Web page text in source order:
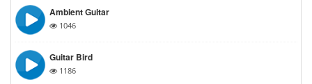
Ambient Guitar
1046
Guitar Bird
1186